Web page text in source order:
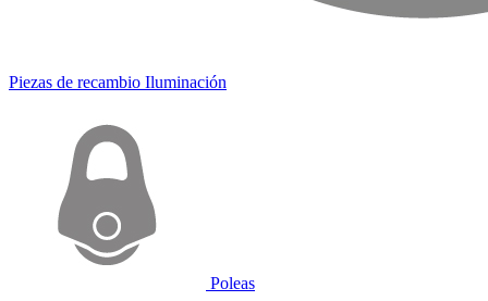
Piezas de recambio Iluminación
Poleas